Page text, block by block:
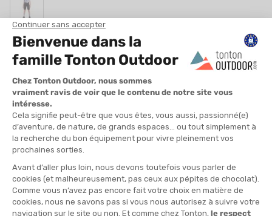
TAILLE
XS S M L
QUANTITÉ
>> CLICK & COLLECT Voir les stocks magasin
EN STOCK !
Expédié en 24h
LIVRAISON OFFERTE
Dès 30 € d'achat
CASHBACK
Gagnez 9,75 €avec cet
achat !